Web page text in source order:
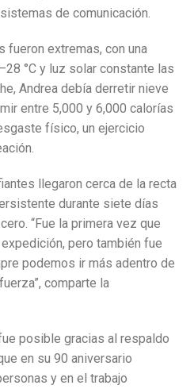
de comunicación.
fueron extremas, con una
°C y luz solar constante las
Andrea debía derretir nieve
entre 5,000 y 6,000 calorías
físico, un ejercicio
llegaron cerca de la recta
durante siete días
“Fue la primera vez que
pero también fue
podemos ir más adentro de
comparte la
posible gracias al respaldo
en su 90 aniversario
y en el trabajo